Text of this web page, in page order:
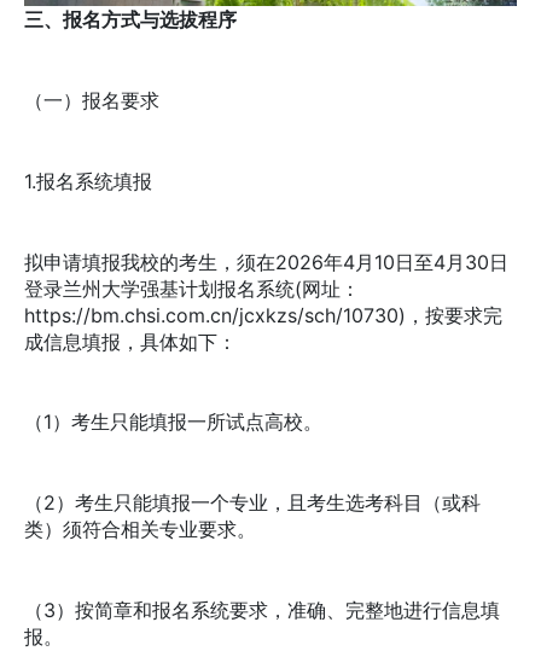
三、报名方式与选拔程序
（一）报名要求
1.报名系统填报
拟申请填报我校的考生，须在2026年4月10日至4月30日
登录兰州大学强基计划报名系统(网址：
https://bm.chsi.com.cn/jcxkzs/sch/10730)，按要求完
成信息填报，具体如下：
（1）考生只能填报一所试点高校。
（2）考生只能填报一个专业，且考生选考科目（或科
类）须符合相关专业要求。
（3）按简章和报名系统要求，准确、完整地进行信息填
报。